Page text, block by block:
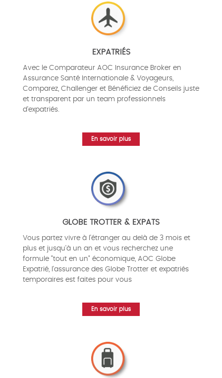
EXPATRIÉS
Avec le Comparateur AOC Insurance Broker en
Assurance Santé Internationale & Voyageurs,
Comparez, Challenger et Bénéficiez de Conseils juste
et transparent par un team professionnels
d'expatriés.
En savoir plus
GLOBE TROTTER & EXPATS
Vous partez vivre à l'étranger au delà de 3 mois et
plus et jusqu'à un an et vous recherchez une
formule "tout en un" économique, AOC Globe
Expatrié, l'assurance des Globe Trotter et expatriés
temporaires est faites pour vous
En savoir plus